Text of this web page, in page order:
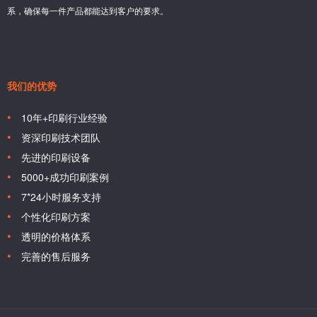
系，确保每一件产品都能达到客户的要求。
我们的优势
10年+印刷行业经验
资深印刷技术团队
先进的印刷设备
5000+成功印刷案例
7*24小时服务支持
个性化印刷方案
透明的价格体系
完善的售后服务